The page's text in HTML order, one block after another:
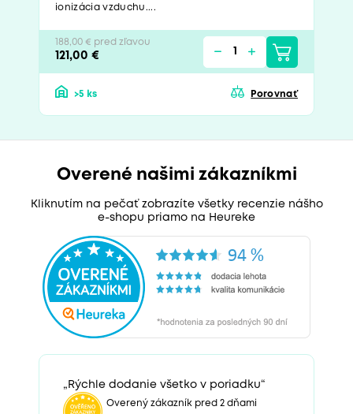
ionizácia vzduchu....
188,00 € pred zľavou
121,00 €
>5 ks Porovnať
Overené našimi zákazníkmi
Kliknutím na pečať zobrazíte všetky recenzie nášho
e-shopu priamo na Heureke
„Rýchle dodanie všetko v poriadku“
Overený zákazník pred 2 dňami